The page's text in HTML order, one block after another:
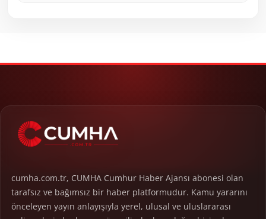
cumha.com.tr, CUMHA Cumhur Haber Ajansı abonesi olan
tarafsız ve bağımsız bir haber platformudur. Kamu yararını
önceleyen yayın anlayışıyla yerel, ulusal ve uluslararası